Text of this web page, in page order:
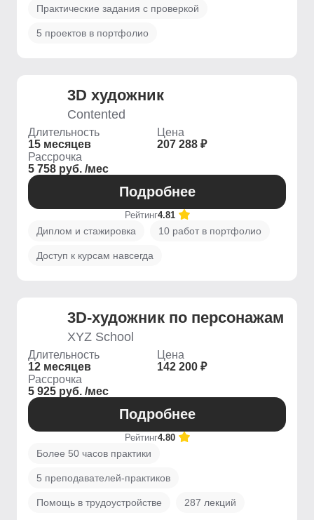
Практические задания с проверкой
5 проектов в портфолио
3D художник
Contented
Длительность
15 месяцев
Цена
207 288 ₽
Рассрочка
5 758 руб. /мес
Подробнее
Рейтинг4.81
Диплом и стажировка 10 работ в портфолио
Доступ к курсам навсегда
3D-художник по персонажам
XYZ School
Длительность
12 месяцев
Цена
142 200 ₽
Рассрочка
5 925 руб. /мес
Подробнее
Рейтинг4.80
Более 50 часов практики
5 преподавателей-практиков
Помощь в трудоустройстве 287 лекций